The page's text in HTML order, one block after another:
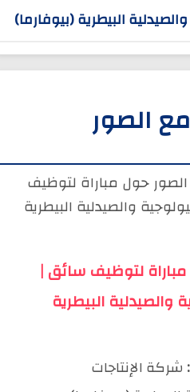
البيطرية (بيوفارما)
الصور
حول مباراة لتوظيف
والصيدلية البيطرية
لتوظيف سائق |
والصيدلية البيطرية
الإنتاجات